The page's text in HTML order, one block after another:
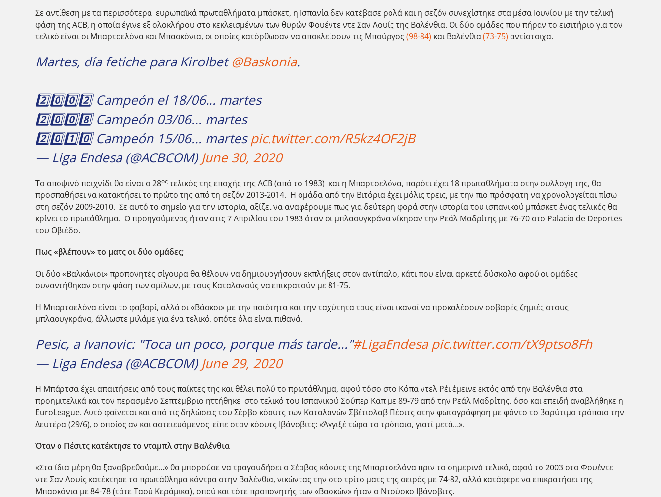
Σε αντίθεση με τα περισσότερα ευρωπαϊκά πρωταθλήματα μπάσκετ, η Ισπανία δεν κατέβασε ρολά και η σεζόν συνεχίστηκε στα μέσα Ιουνίου με την τελική
φάση της ACB, η οποία έγινε εξ ολοκλήρου στο κεκλεισμένων των θυρών Φουέντε ντε Σαν Λουίς της Βαλένθια. Οι δύο ομάδες που πήραν το εισιτήριο για τον
τελικό είναι οι Μπαρτσελόνα και Μπασκόνια, οι οποίες κατόρθωσαν να αποκλείσουν τις Μπούργος(98-84) και Βαλένθια(73-75) αντίστοιχα.
Martes, día fetiche para Kirolbet@Baskonia.
2️⃣0️⃣0️⃣2️⃣ Campeón el 18/06... martes
2️⃣0️⃣0️⃣8️⃣ Campeón 03/06... martes
2️⃣0️⃣1️⃣0️⃣ Campeón 15/06... martespic.twitter.com/R5kz4OF2jB
— Liga Endesa (@ACBCOM) June 30, 2020
Το αποψινό παιχνίδι θα είναι ο 28ος τελικός της εποχής της ACB (από το 1983) και η Μπαρτσελόνα, παρότι έχει 18 πρωταθλήματα στην συλλογή της, θα
προσπαθήσει να κατακτήσει το πρώτο της από τη σεζόν 2013-2014. Η ομάδα από την Βιτόρια έχει μόλις τρεις, με την πιο πρόσφατη να χρονολογείται πίσω
στη σεζόν 2009-2010. Σε αυτό το σημείο για την ιστορία, αξίζει να αναφέρουμε πως για δεύτερη φορά στην ιστορία του ισπανικού μπάσκετ ένας τελικός θα
κρίνει το πρωτάθλημα. Ο προηγούμενος ήταν στις 7 Απριλίου του 1983 όταν οι μπλαουγκράνα νίκησαν την Ρεάλ Μαδρίτης με 76-70 στο Palacio de Deportes
του Οβιέδο.
Πως «βλέπουν» το ματς οι δύο ομάδες;
Οι δύο «Βαλκάνιοι» προπονητές σίγουρα θα θέλουν να δημιουργήσουν εκπλήξεις στον αντίπαλο, κάτι που είναι αρκετά δύσκολο αφού οι ομάδες
συναντήθηκαν στην φάση των ομίλων, με τους Καταλανούς να επικρατούν με 81-75.
Η Μπαρτσελόνα είναι το φαβορί, αλλά οι «Βάσκοι» με την ποιότητα και την ταχύτητα τους είναι ικανοί να προκαλέσουν σοβαρές ζημιές στους
μπλαουγκράνα, άλλωστε μιλάμε για ένα τελικό, οπότε όλα είναι πιθανά.
Pesic, a Ivanovic: "Toca un poco, porque más tarde..."#LigaEndesa pic.twitter.com/tX9ptso8Fh
— Liga Endesa (@ACBCOM) June 29, 2020
Η Μπάρτσα έχει απαιτήσεις από τους παίκτες της και θέλει πολύ το πρωτάθλημα, αφού τόσο στο Κόπα ντελ Ρέι έμεινε εκτός από την Βαλένθια στα
προημιτελικά και τον περασμένο Σεπτέμβριο ηττήθηκε στο τελικό του Ισπανικού Σούπερ Καπ με 89-79 από την Ρεάλ Μαδρίτης, όσο και επειδή αναβλήθηκε η
EuroLeague. Αυτό φαίνεται και από τις δηλώσεις του Σέρβο κόουτς των Καταλανών Σβέτισλαβ Πέσιτς στην φωτογράφηση με φόντο το βαρύτιμο τρόπαιο την
Δευτέρα (29/6), ο οποίος αν και αστειευόμενος, είπε στον κόουτς Ιβάνοβιτς: «Άγγιξέ τώρα το τρόπαιο, γιατί μετά…».
Όταν ο Πέσιτς κατέκτησε το νταμπλ στην Βαλένθια
«Στα ίδια μέρη θα ξαναβρεθούμε…» θα μπορούσε να τραγουδήσει ο Σέρβος κόουτς της Μπαρτσελόνα πριν το σημερινό τελικό, αφού το 2003 στο Φουέντε
ντε Σαν Λουίς κατέκτησε το πρωτάθλημα κόντρα στην Βαλένθια, νικώντας την στο τρίτο ματς της σειράς με 74-82, αλλά κατάφερε να επικρατήσει της
Μπασκόνια με 84-78 (τότε Ταού Κεράμικα), οπού και τότε προπονητής των «Βασκών» ήταν ο Ντούσκο Ιβάνοβιτς.